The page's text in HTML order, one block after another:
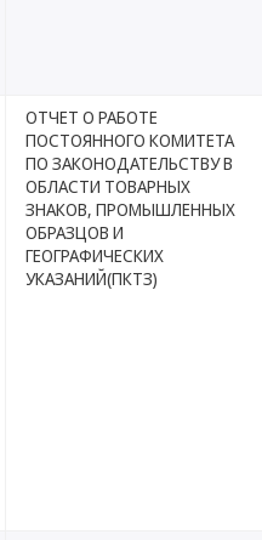
ОТЧЕТ О РАБОТЕ
ПОСТОЯННОГО КОМИТЕТА
ПО ЗАКОНОДАТЕЛЬСТВУ В
ОБЛАСТИ ТОВАРНЫХ
ЗНАКОВ, ПРОМЫШЛЕННЫХ
ОБРАЗЦОВ И
ГЕОГРАФИЧЕСКИХ
УКАЗАНИЙ(ПКТЗ)